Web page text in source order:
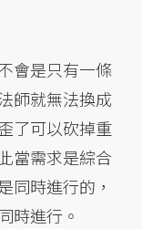
會是只有一條
師就無法換成
了可以砍掉重
當需求是綜合
同時進行的，
時進行。